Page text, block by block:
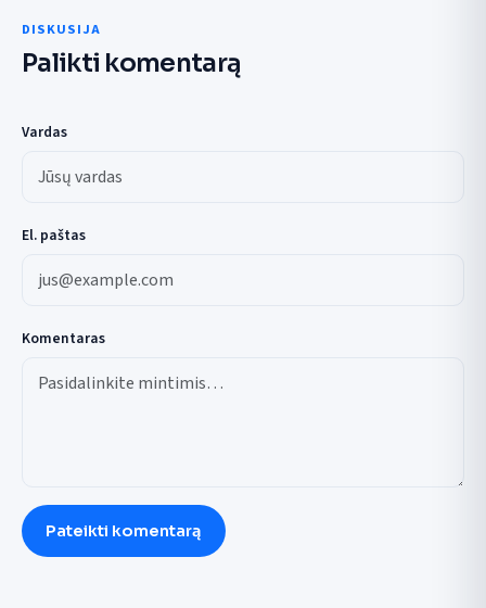
DISKUSIJA
Palikti komentarą
Vardas
El. paštas
Komentaras
Pateikti komentarą